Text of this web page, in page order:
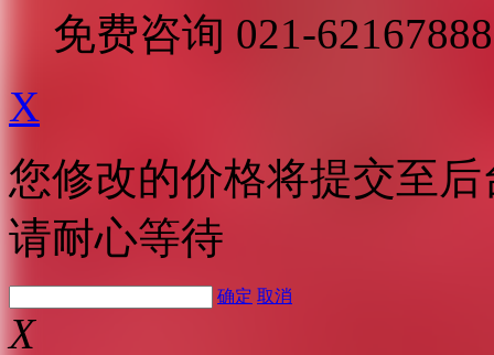
免费咨询 021-62167888
X
您修改的价格将提交至
请耐心等待
确定 取消
X